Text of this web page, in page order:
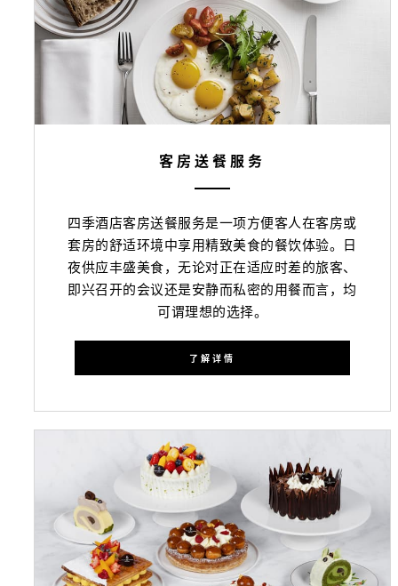
客房送餐服务
四季酒店客房送餐服务是一项方便客人在客房或
套房的舒适环境中享用精致美食的餐饮体验。日
夜供应丰盛美食，无论对正在适应时差的旅客、
即兴召开的会议还是安静而私密的用餐而言，均
可谓理想的选择。
了解详情